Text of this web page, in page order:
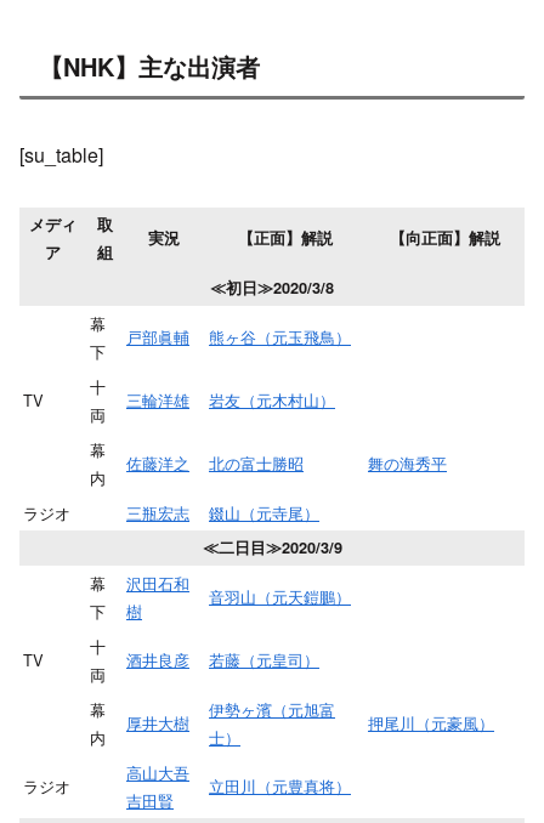
【NHK】主な出演者
[su_table]
メディ
ア
取
組
実況 【正面】解説 【向正面】解説
≪初日≫2020/3/8
TV
幕
下
戸部眞輔 熊ヶ谷（元玉飛鳥）
十
両
三輪洋雄 岩友（元木村山）
幕
内
佐藤洋之 北の富士勝昭 舞の海秀平
ラジオ 三瓶宏志 錣山（元寺尾）
≪二日目≫2020/3/9
TV
幕
下
沢田石和
樹
音羽山（元天鎧鵬）
十
両
酒井良彦 若藤（元皇司）
幕
内
厚井大樹
伊勢ヶ濱（元旭富
士）
押尾川（元豪風）
ラジオ
高山大吾
吉田賢
立田川（元豊真将）